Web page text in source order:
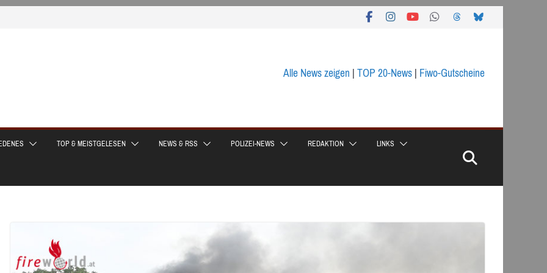
Alle News zeigen|TOP 20-News|Fiwo-Gutscheine
TOP & MEISTGELESEN NEWS & RSS POLIZEI-NEWS REDAKTION LINKS